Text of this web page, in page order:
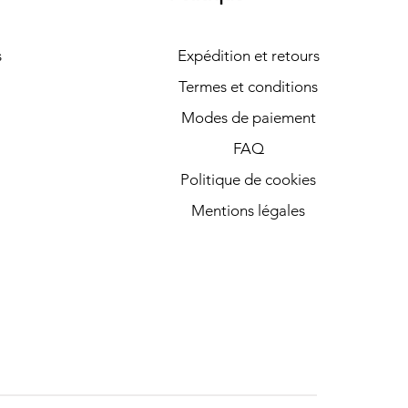
Expédition et retours
Termes et conditions
Modes de paiement
FAQ
Politique de cookies
Mentions légales